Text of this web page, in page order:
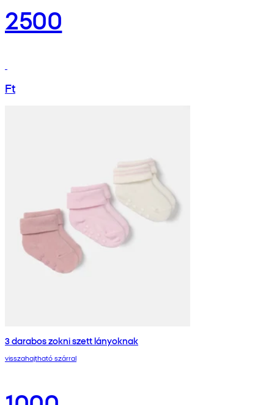
2500
Ft
3 darabos zokni szett lányoknak
visszahajtható szárral